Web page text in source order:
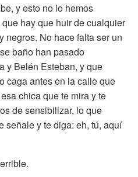
y esto no lo hemos
hay que huir de cualquier
negros. No hace falta ser un
baño han pasado
y Belén Esteban, y que
caga antes en la calle que
chica que te mira y te
de sensibilizar, lo que
señale y te diga: eh, tú, aquí